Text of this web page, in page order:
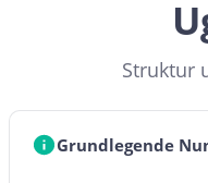
Struktur
Grundlegende